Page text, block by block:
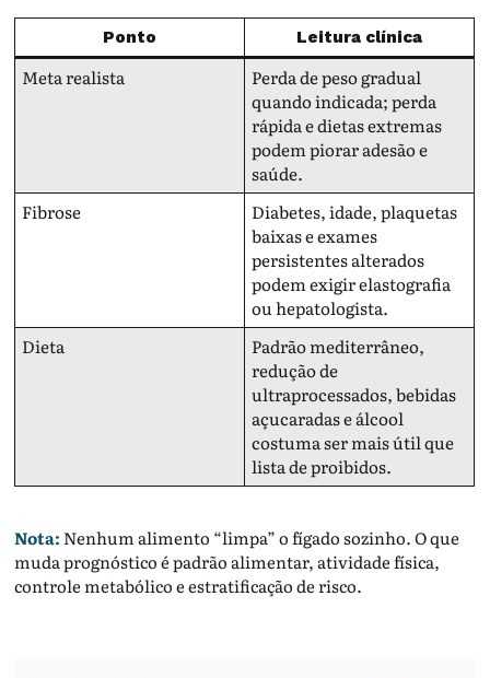
Ponto Leitura clínica
Meta realista
Perda de peso gradual
quando indicada; perda
rápida e dietas extremas
podem piorar adesão e
saúde.
Fibrose
Diabetes, idade, plaquetas
baixas e exames
persistentes alterados
podem exigir elastografia
ou hepatologista.
Dieta
Padrão mediterrâneo,
redução de
ultraprocessados, bebidas
açucaradas e álcool
costuma ser mais útil que
lista de proibidos.
Nota: Nenhum alimento “limpa” o fígado sozinho. O que
muda prognóstico é padrão alimentar, atividade física,
controle metabólico e estratificação de risco.